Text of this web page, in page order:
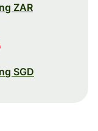
ZAR
SGD